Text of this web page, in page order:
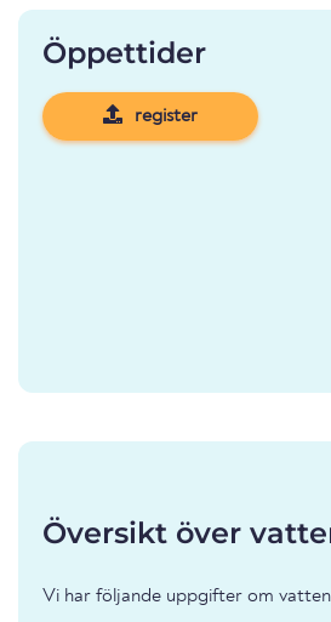
Öppettider
register
Översikt över
Vi har följande uppgifter om